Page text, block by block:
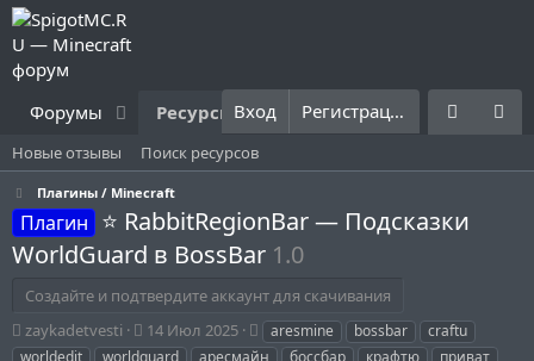
Форумы Ресурсы Что нового? Правила
Вход Регистрация
Новые отзывы Поиск ресурсов
Плагины / Minecraft
Плагин ⭐ RabbitRegionBar — Подсказки
WorldGuard в BossBar 1.0
Создайте и подтвердите аккаунт для скачивания
А
в
zaykadetvesti
Д
а
14 Июл 2025
Т
е
aresmine bossbar
craftu